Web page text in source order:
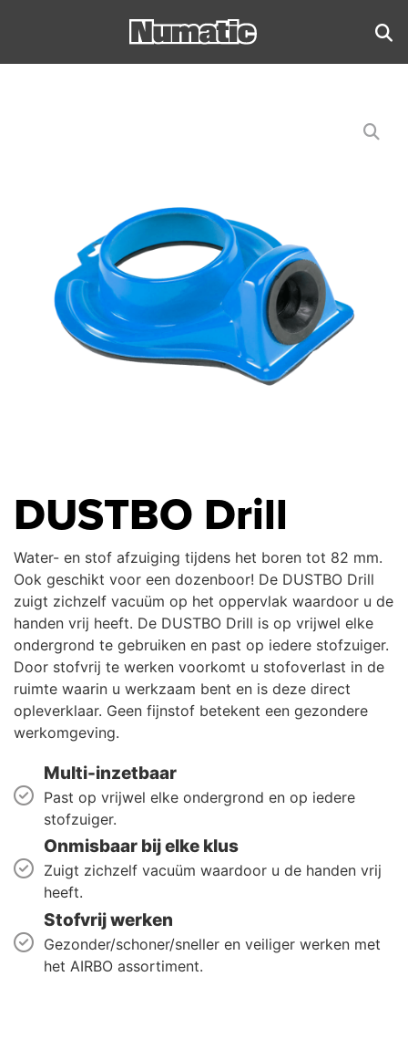
DUSTBO Drill
Water- en stof afzuiging tijdens het boren tot 82 mm.
Ook geschikt voor een dozenboor! De DUSTBO Drill
zuigt zichzelf vacuüm op het oppervlak waardoor u de
handen vrij heeft. De DUSTBO Drill is op vrijwel elke
ondergrond te gebruiken en past op iedere stofzuiger.
Door stofvrij te werken voorkomt u stofoverlast in de
ruimte waarin u werkzaam bent en is deze direct
opleverklaar. Geen fijnstof betekent een gezondere
werkomgeving.
Multi-inzetbaar
Past op vrijwel elke ondergrond en op iedere
stofzuiger.
Onmisbaar bij elke klus
Zuigt zichzelf vacuüm waardoor u de handen vrij
heeft.
Stofvrij werken
Gezonder/schoner/sneller en veiliger werken met
het AIRBO assortiment.